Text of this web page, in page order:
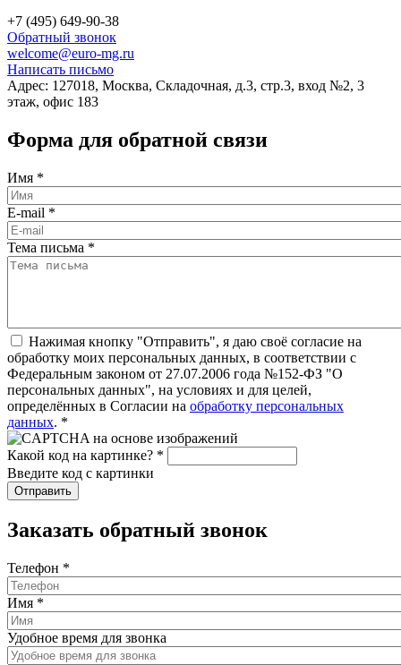
+7 (495) 649-90-38
Обратный звонок
welcome@euro-mg.ru
Написать письмо
Адрес: 127018, Москва, Складочная, д.3, стр.3, вход №2, 3
этаж, офис 183
Форма для обратной связи
Имя *
E-mail *
Тема письма *
Нажимая кнопку "Отправить", я даю своё согласие на
обработку моих персональных данных, в соответствии с
Федеральным законом от 27.07.2006 года №152-ФЗ "О
персональных данных", на условиях и для целей,
определённых в Согласии на обработку персональных
данных. *
Какой код на картинке? *
Введите код с картинки
Заказать обратный звонок
Телефон *
Имя *
Удобное время для звонка